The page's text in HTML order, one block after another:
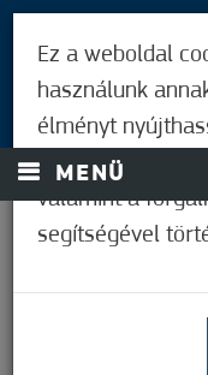
MENÜ
Ez a weboldal
használunk
élményt
és a hirdetések
valamint a
segítségével